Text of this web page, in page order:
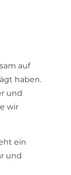
auf
haben.
und
wir
ein
und